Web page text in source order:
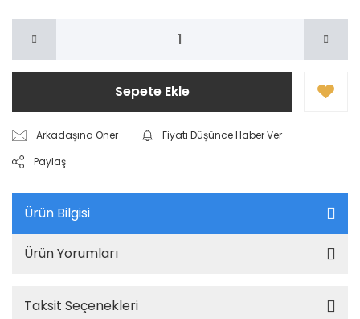
Sepete Ekle
Arkadaşına Öner
Fiyatı Düşünce Haber Ver
Paylaş
Ürün Bilgisi
Ürün Yorumları
Taksit Seçenekleri